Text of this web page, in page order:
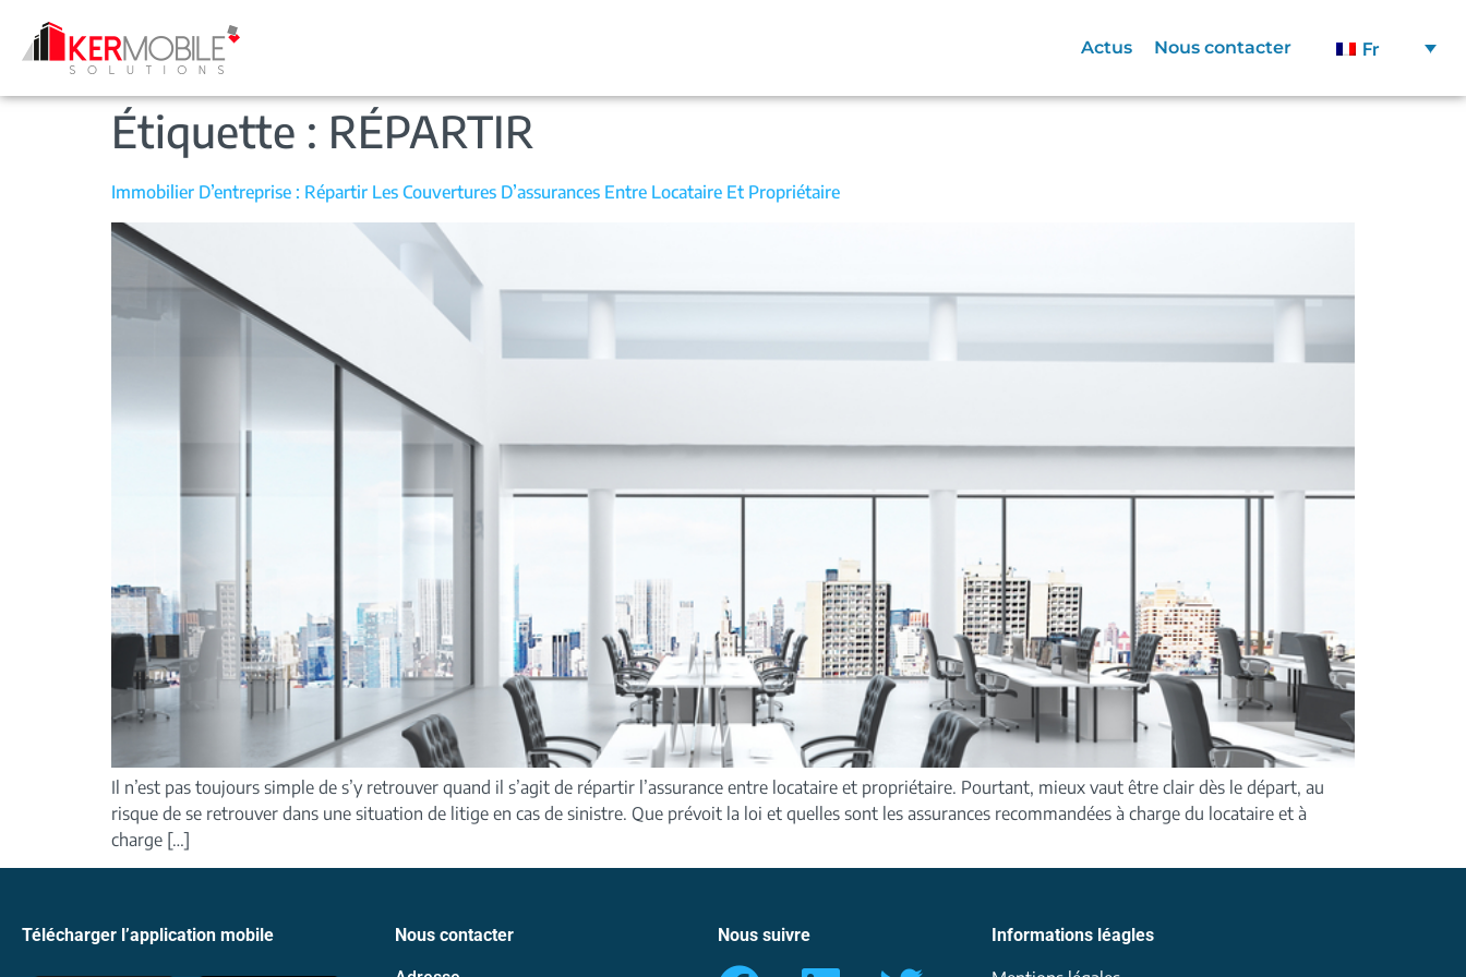
Actus Nous contacter Fr
Étiquette : RÉPARTIR
Immobilier D’entreprise : Répartir Les Couvertures D’assurances Entre Locataire Et Propriétaire
Il n’est pas toujours simple de s’y retrouver quand il s’agit de répartir l’assurance entre locataire et propriétaire. Pourtant, mieux vaut être clair dès le départ, au
risque de se retrouver dans une situation de litige en cas de sinistre. Que prévoit la loi et quelles sont les assurances recommandées à charge du locataire et à
charge […]
Télécharger l’application mobile Nous contacter Nous suivre Informations léagles